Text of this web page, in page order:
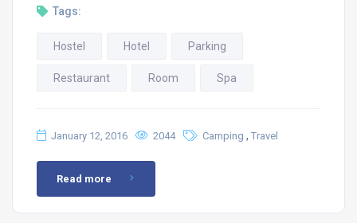
Tags:
Hostel Hotel Parking
Restaurant Room Spa
January 12, 2016 2044 Camping , Travel
Read more